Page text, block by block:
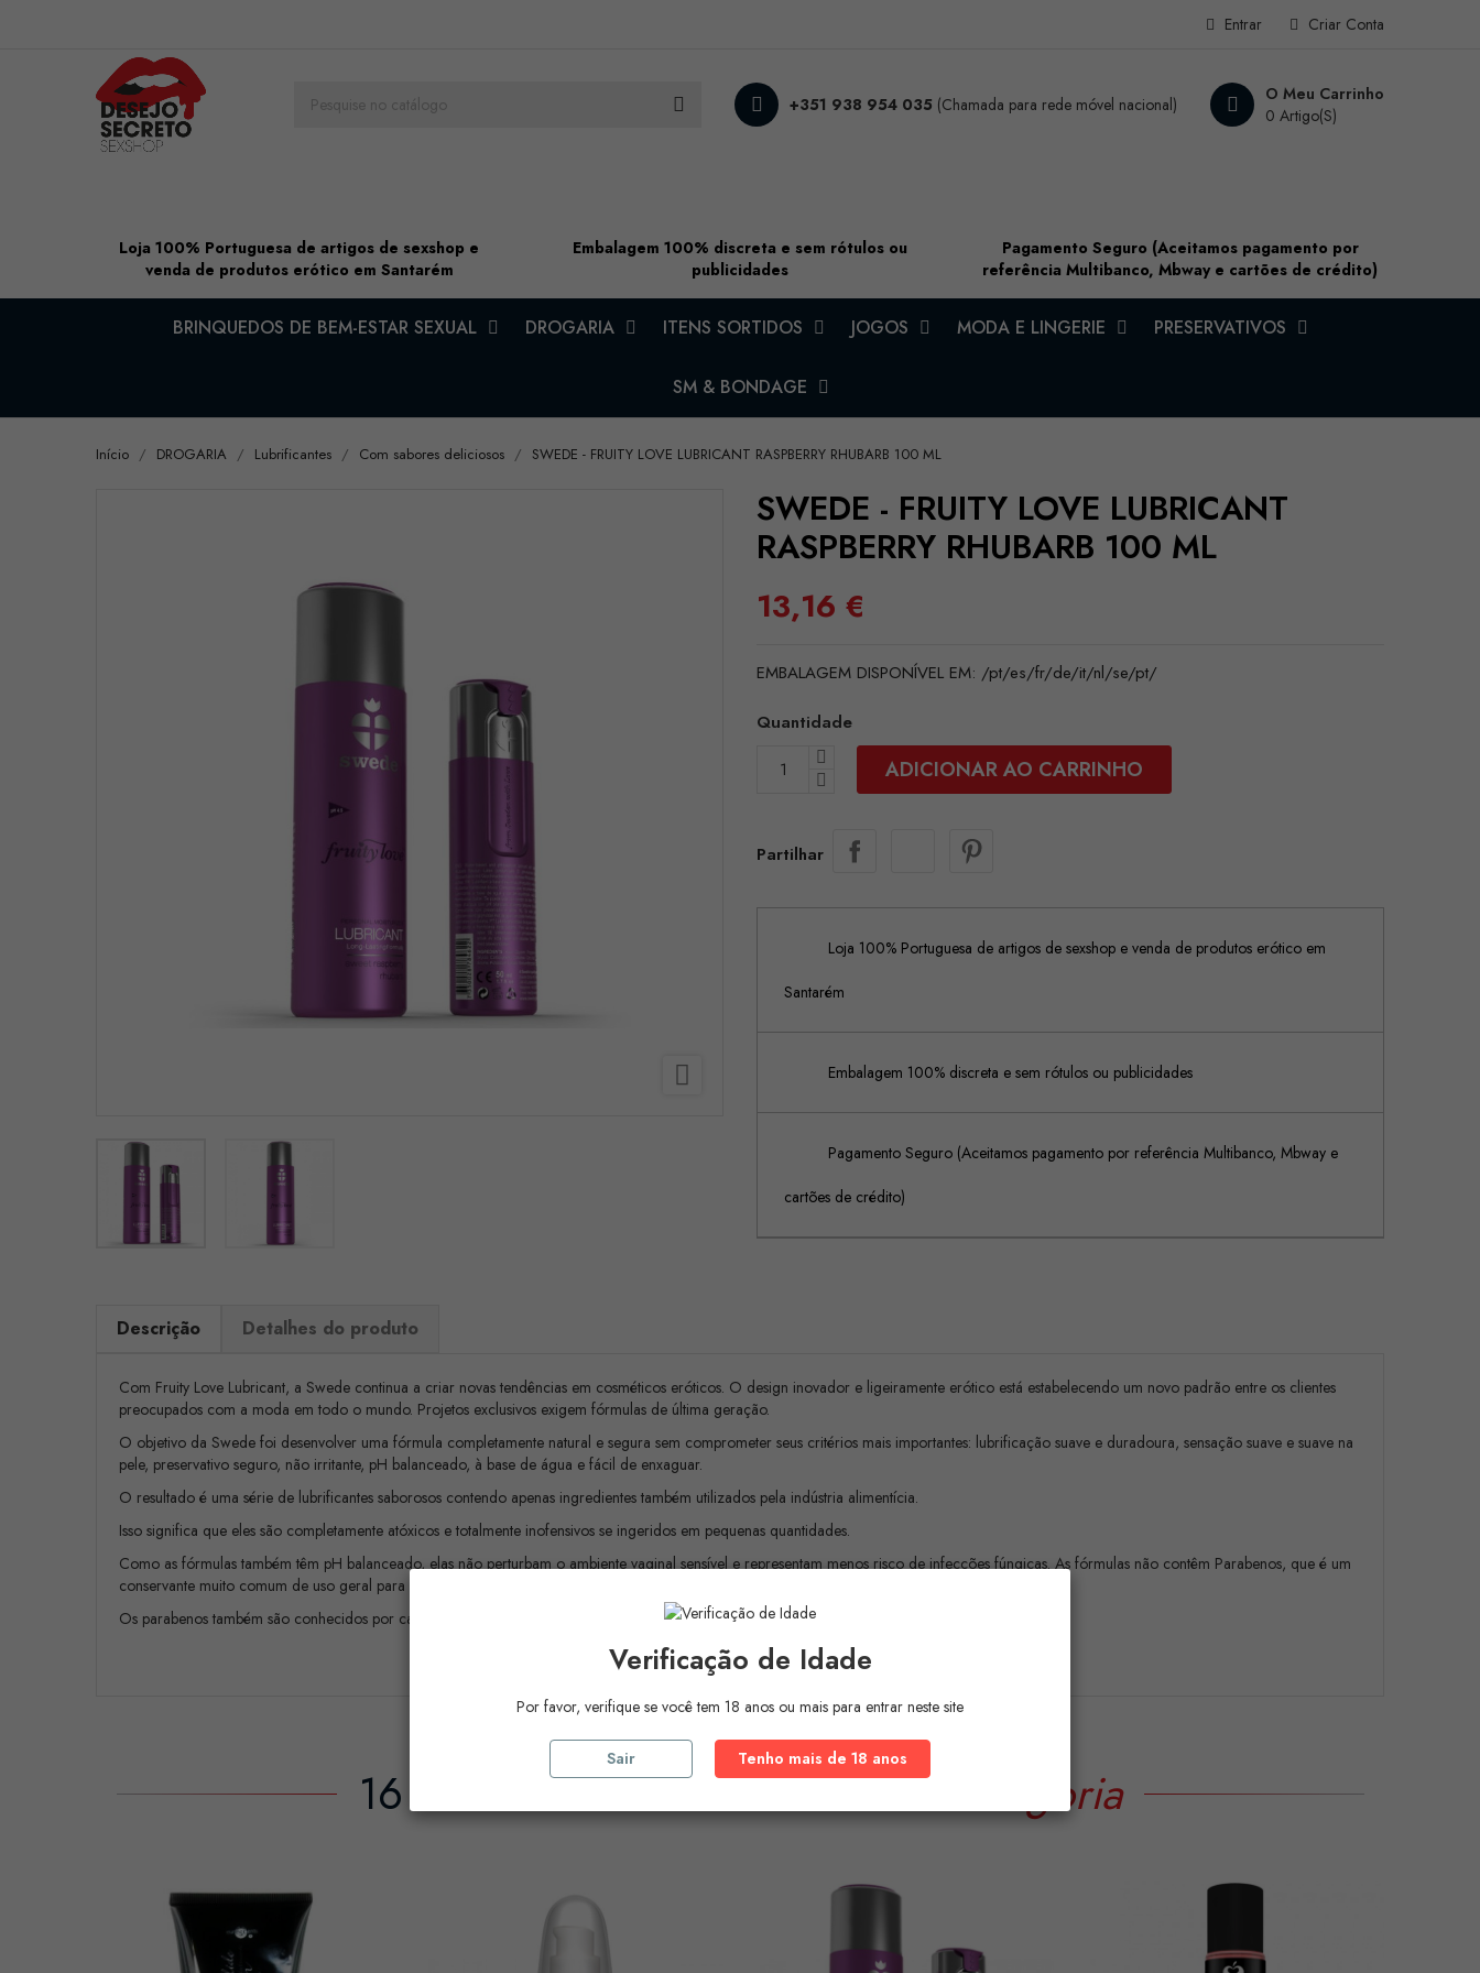
Criar Conta
Entrar
O Meu Carrinho
0 Artigo(s)
+351 938 954 035 (Chamada para rede móvel nacional)
Loja 100% Portuguesa de artigos de sexshop e
venda de produtos erótico em Santarém
Embalagem 100% discreta e sem rótulos ou
publicidades
Pagamento Seguro (Aceitamos pagamento por
referência Multibanco, Mbway e cartões de crédito)
BRINQUEDOS DE BEM-ESTAR SEXUAL DROGARIA ITENS SORTIDOS JOGOS MODA E LINGERIE PRESERVATIVOS
SM & BONDAGE
Início DROGARIA Lubrificantes Com sabores deliciosos SWEDE - FRUITY LOVE LUBRICANT RASPBERRY RHUBARB 100 ML

SWEDE - FRUITY LOVE LUBRICANT
RASPBERRY RHUBARB 100 ML
13,16 €
EMBALAGEM DISPONÍVEL EM: /pt/es/fr/de/it/nl/se/pt/
Quantidade
ADICIONAR AO CARRINHO
Partilhar
Loja 100% Portuguesa de artigos de sexshop e venda de produtos erótico em
Santarém
Embalagem 100% discreta e sem rótulos ou publicidades
Pagamento Seguro (Aceitamos pagamento por referência Multibanco, Mbway e
cartões de crédito)
Descrição Detalhes do produto
Com Fruity Love Lubricant, a Swede continua a criar novas tendências em cosméticos eróticos. O design inovador e ligeiramente erótico está estabelecendo um novo padrão entre os clientes
preocupados com a moda em todo o mundo. Projetos exclusivos exigem fórmulas de última geração.
O objetivo da Swede foi desenvolver uma fórmula completamente natural e segura sem comprometer seus critérios mais importantes: lubrificação suave e duradoura, sensação suave e suave na
pele, preservativo seguro, não irritante, pH balanceado, à base de água e fácil de enxaguar.
O resultado é uma série de lubrificantes saborosos contendo apenas ingredientes também utilizados pela indústria alimentícia.
Isso significa que eles são completamente atóxicos e totalmente inofensivos se ingeridos em pequenas quantidades.
Como as fórmulas também têm pH balanceado, elas não perturbam o ambiente vaginal sensível e representam menos risco de infecções fúngicas. As fórmulas não contêm Parabenos, que é um
conservante muito comum de uso geral para lubrificantes e cosméticos.
Os parabenos também são conhecidos por causar irritação e alergias. 100 ml
16 Outros Produtos NaMesma Categoria
Verificação de Idade
Por favor, verifique se você tem 18 anos ou mais para entrar neste site
Sair Tenho mais de 18 anos